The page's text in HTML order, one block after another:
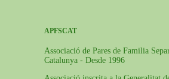
APFSCAT
Associació de Pares de Familia
Catalunya - Desde 1996